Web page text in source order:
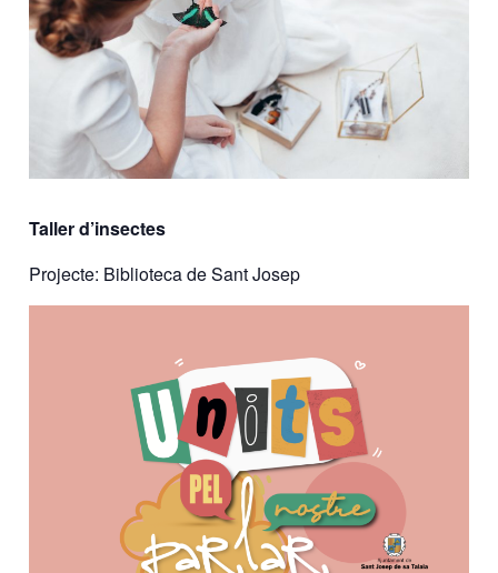
Taller d’insectes
Projecte: Biblioteca de Sant Josep